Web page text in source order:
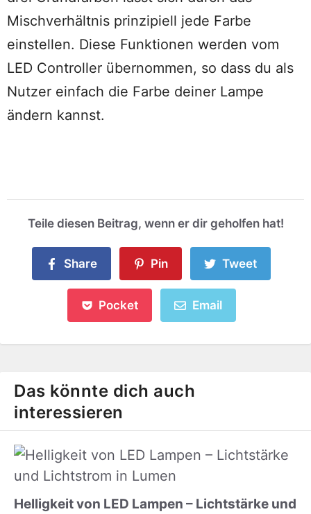
Mischverhältnis prinzipiell jede Farbe
einstellen. Diese Funktionen werden vom
LED Controller übernommen, so dass du als
Nutzer einfach die Farbe deiner Lampe
ändern kannst.
Teile diesen Beitrag, wenn er dir geholfen hat!
Share Pin Tweet
Pocket Email
Das könnte dich auch
interessieren
Helligkeit von LED Lampen – Lichtstärke und